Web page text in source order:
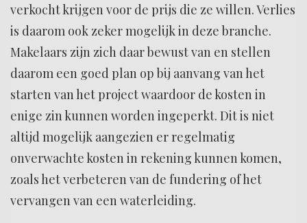
verkocht krijgen voor de prijs die ze willen. Verlies
is daarom ook zeker mogelijk in deze branche.
Makelaars zijn zich daar bewust van en stellen
daarom een goed plan op bij aanvang van het
starten van het project waardoor de kosten in
enige zin kunnen worden ingeperkt. Dit is niet
altijd mogelijk aangezien er regelmatig
onverwachte kosten in rekening kunnen komen,
zoals het verbeteren van de fundering of het
vervangen van een waterleiding.